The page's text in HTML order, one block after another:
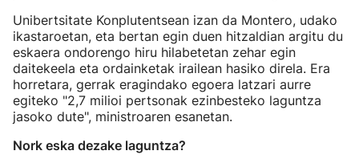
Unibertsitate Konplutentsean izan da Montero, udako
ikastaroetan, eta bertan egin duen hitzaldian argitu du
eskaera ondorengo hiru hilabetetan zehar egin
daitekeela eta ordainketak irailean hasiko direla. Era
horretara, gerrak eragindako egoera latzari aurre
egiteko "2,7 milioi pertsonak ezinbesteko laguntza
jasoko dute", ministroaren esanetan.
Nork eska dezake laguntza?